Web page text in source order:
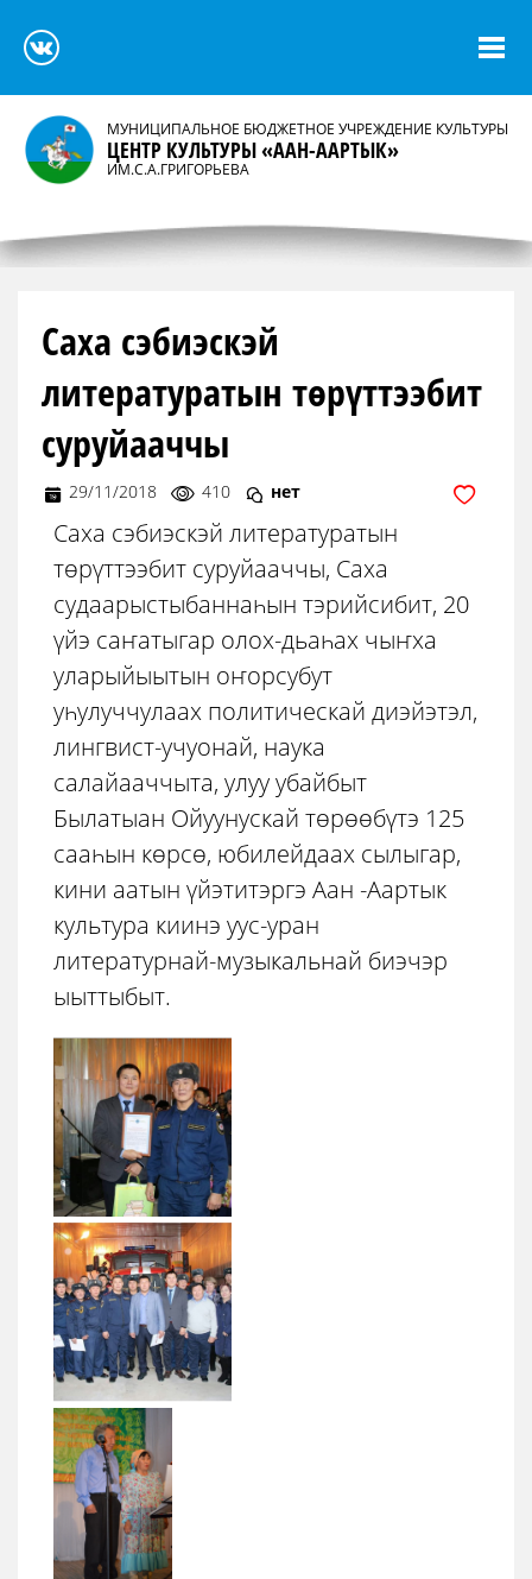
МУНИЦИПАЛЬНОЕ БЮДЖЕТНОЕ УЧРЕЖДЕНИЕ КУЛЬТУРЫ
ЦЕНТР КУЛЬТУРЫ «ААН-ААРТЫК»
ИМ.С.А.ГРИГОРЬЕВА
Саха сэбиэскэй
литературатын төрүттээбит
суруйааччы
29/11/2018 410 нет
Саха сэбиэскэй литературатын
төрүттээбит суруйааччы, Саха
судаарыстыбаннаһын тэрийсибит, 20
үйэ саҥатыгар олох-дьаһах чыҥха
уларыйыытын оҥорсубут
уһулуччулаах политическай диэйэтэл,
лингвист-учуонай, наука
салайааччыта, улуу убайбыт
Былатыан Ойуунускай төрөөбүтэ 125
сааһын көрсө, юбилейдаах сылыгар,
кини аатын үйэтитэргэ Аан -Аартык
культура киинэ уус-уран
литературнай-музыкальнай биэчэр
ыыттыбыт.